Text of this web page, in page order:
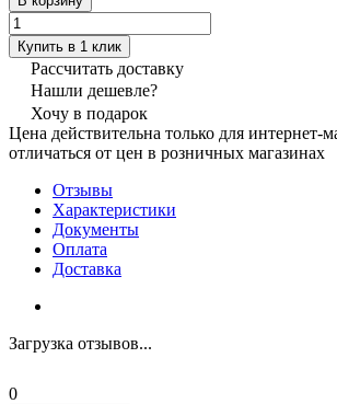
Купить в 1 клик
Рассчитать доставку
Нашли дешевле?
Хочу в подарок
Цена действительна только для интернет-
отличаться от цен в розничных магазинах
Отзывы
Характеристики
Документы
Оплата
Доставка
Загрузка отзывов...
0